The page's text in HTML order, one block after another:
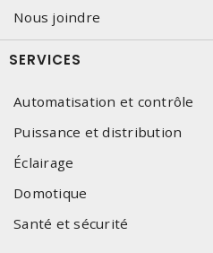
Nous joindre
SERVICES
Automatisation et contrôle
Puissance et distribution
Éclairage
Domotique
Santé et sécurité